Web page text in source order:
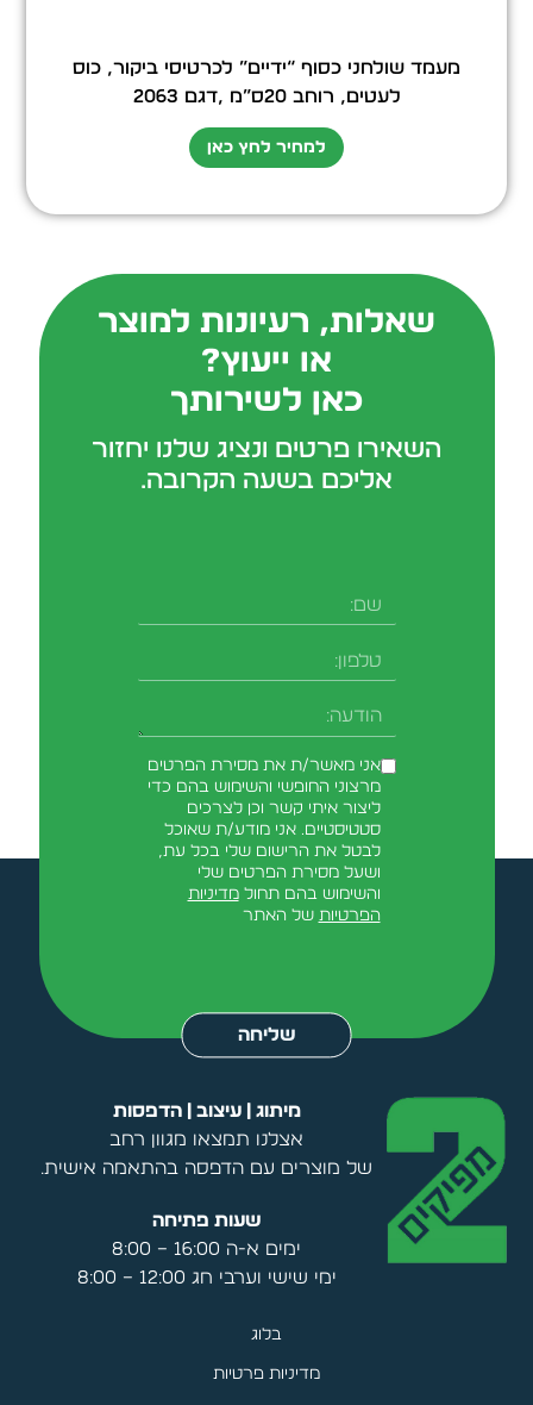
מעמד שולחני כסוף “ידיים” לכרטיסי ביקור, כוס
לעטים, רוחב 20ס”מ ,דגם 2063
למחיר לחץ כאן
שאלות, רעיונות למוצר
או ייעוץ?
כאן לשירותך
השאירו פרטים ונציג שלנו יחזור
אליכם בשעה הקרובה.
שם
טלפון
הודעה
אני מאשר/ת את מסירת הפרטים
מרצוני החופשי והשימוש בהם כדי
ליצור איתי קשר וכן לצרכים
סטטיסטיים. אני מודע/ת שאוכל
לבטל את הרישום שלי בכל עת,
ושעל מסירת הפרטים שלי
והשימוש בהם תחולמדיניות
הפרטיות של האתר
שליחה
מיתוג | עיצוב | הדפסות
אצלנו תמצאו מגוון רחב
של מוצרים עם הדפסה בהתאמה אישית.
שעות פתיחה
ימים א-ה 16:00 – 8:00
ימי שישי וערבי חג 12:00 – 8:00
בלוג
מדיניות פרטיות